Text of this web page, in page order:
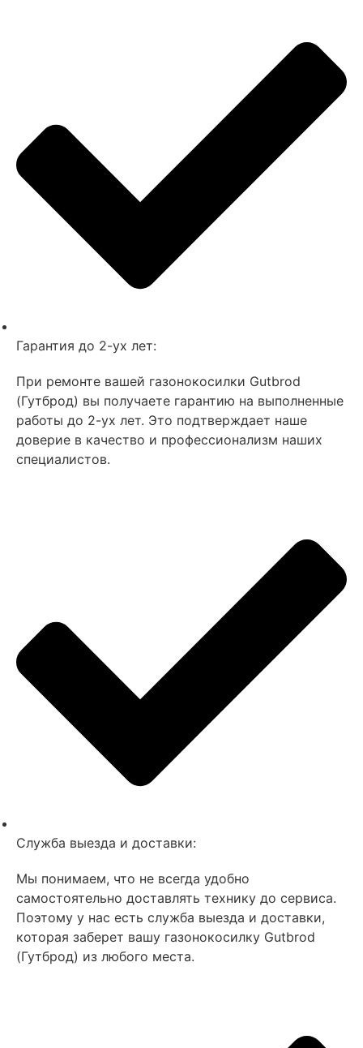
Гарантия до 2-ух лет:
При ремонте вашей газонокосилки Gutbrod
(Гутброд) вы получаете гарантию на выполненные
работы до 2-ух лет. Это подтверждает наше
доверие в качество и профессионализм наших
специалистов.
Служба выезда и доставки:
Мы понимаем, что не всегда удобно
самостоятельно доставлять технику до сервиса.
Поэтому у нас есть служба выезда и доставки,
которая заберет вашу газонокосилку Gutbrod
(Гутброд) из любого места.